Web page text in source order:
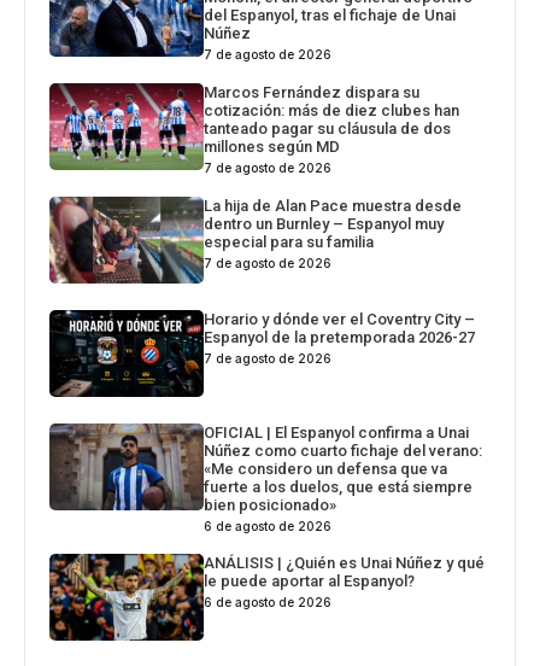
del Espanyol, tras el fichaje de Unai
Núñez
7 de agosto de 2026
Marcos Fernández dispara su
cotización: más de diez clubes han
tanteado pagar su cláusula de dos
millones según MD
7 de agosto de 2026
La hija de Alan Pace muestra desde
dentro un Burnley – Espanyol muy
especial para su familia
7 de agosto de 2026
Horario y dónde ver el Coventry City –
Espanyol de la pretemporada 2026-27
7 de agosto de 2026
OFICIAL | El Espanyol confirma a Unai
Núñez como cuarto fichaje del verano:
«Me considero un defensa que va
fuerte a los duelos, que está siempre
bien posicionado»
6 de agosto de 2026
ANÁLISIS | ¿Quién es Unai Núñez y qué
le puede aportar al Espanyol?
6 de agosto de 2026